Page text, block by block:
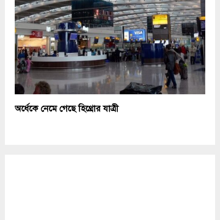
অর্ধেকে নেমে গেছে হিথ্রোর যাত্রী